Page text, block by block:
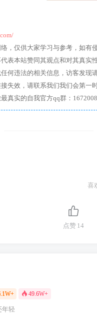
，仅供大家学习与参考，如有
表本站赞同其观点和对其真实性
何违法的相关信息，访客发现
失效，请联系我们我们会第一时
喜
点赞 14
49.6W+
年轻